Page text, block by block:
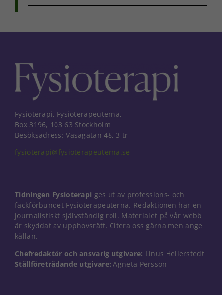
Fysioterapi, Fysioterapeuterna,
Box 3196, 103 63 Stockholm
Besöksadress: Vasagatan 48, 3 tr
fysioterapi@fysioterapeuterna.se
Tidningen Fysioterapi ges ut av professions- och
fackförbundet Fysioterapeuterna. Redaktionen har en
journalistiskt självständig roll. Materialet på vår webb
är skyddat av upphovsrätt. Citera oss gärna men ange
källan.
Chefredaktör och ansvarig utgivare: Linus Hellerstedt
Ställföreträdande utgivare: Agneta Persson